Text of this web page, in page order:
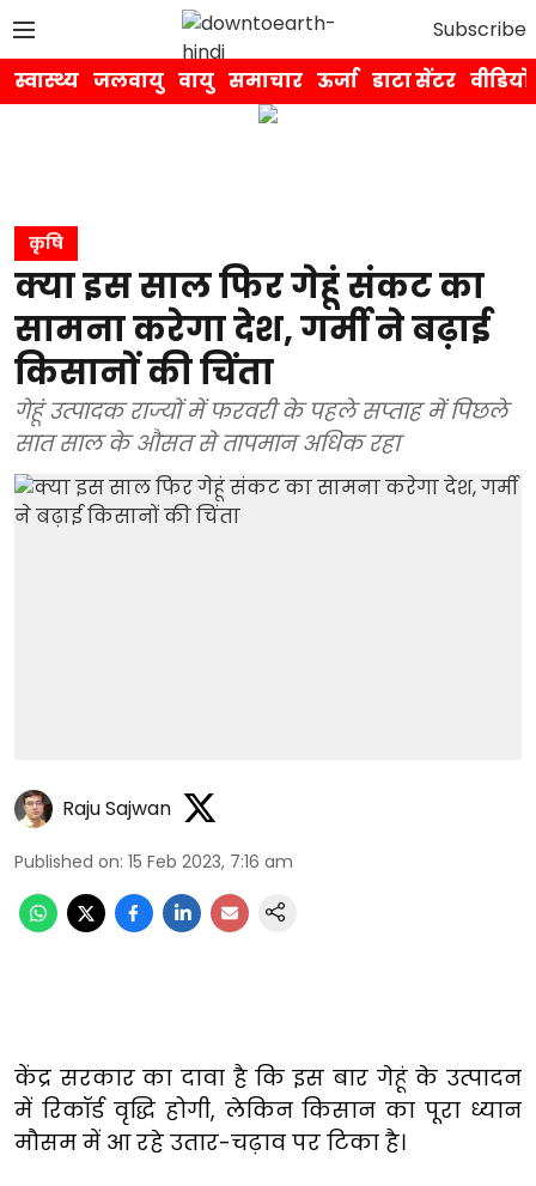
Subscribe
स्वास्थ्य जलवायु वायु समाचार ऊर्जा डाटा सेंटर वीडियो
कृषि
क्या इस साल फिर गेहूं संकट का
सामना करेगा देश, गर्मी ने बढ़ाई
किसानों की चिंता
गेहूं उत्पादक राज्यों में फरवरी के पहले सप्ताह में पिछले
सात साल के औसत से तापमान अधिक रहा
Raju Sajwan
Published on: 15 Feb 2023, 7:16 am
केंद्र सरकार का दावा है कि इस बार गेहूं के उत्पादन
में रिकॉर्ड वृद्धि होगी, लेकिन किसान का पूरा ध्यान
मौसम में आ रहे उतार-चढ़ाव पर टिका है।